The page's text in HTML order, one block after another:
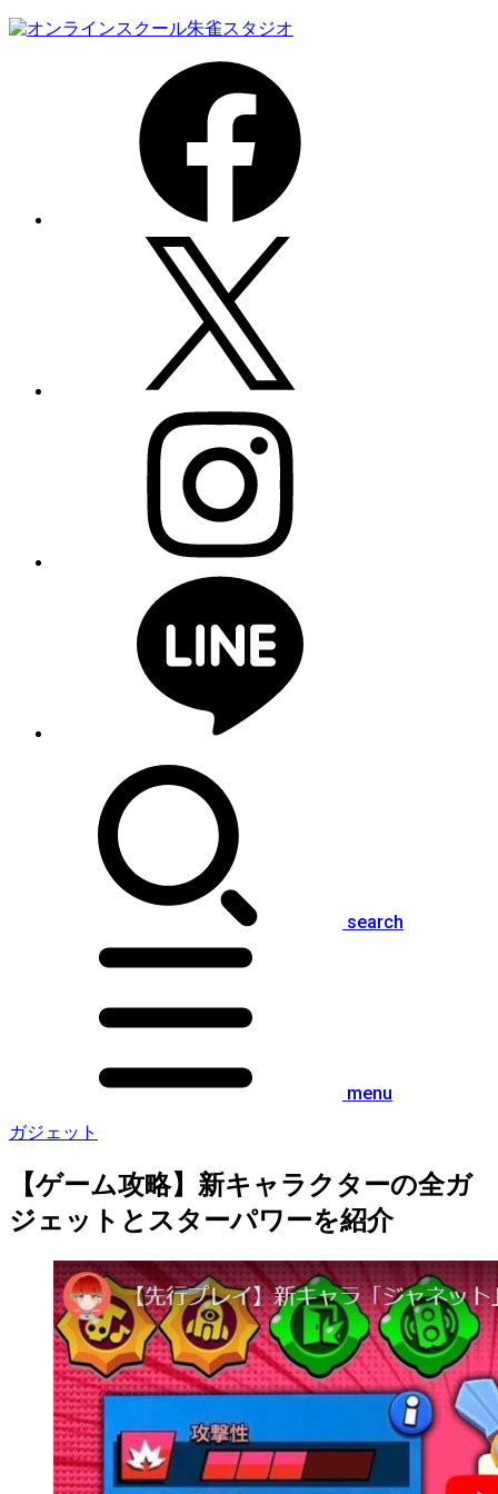
search
menu
ガジェット
【ゲーム攻略】新キャラクターの全ガ
ジェットとスターパワーを紹介